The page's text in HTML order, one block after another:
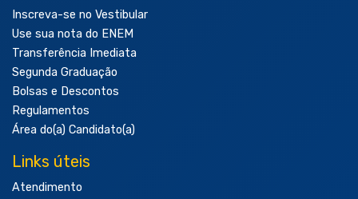
Inscreva-se no Vestibular
Use sua nota do ENEM
Transferência Imediata
Segunda Graduação
Bolsas e Descontos
Regulamentos
Área do(a) Candidato(a)
Links úteis
Atendimento